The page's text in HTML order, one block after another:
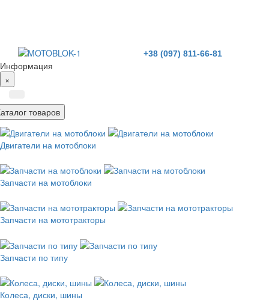
+38 (097) 811-66-81
Информация
×
товаров
Двигатели на мотоблоки
Запчасти на мотоблоки
Запчасти на мототракторы
Запчасти по типу
Колеса, диски, шины